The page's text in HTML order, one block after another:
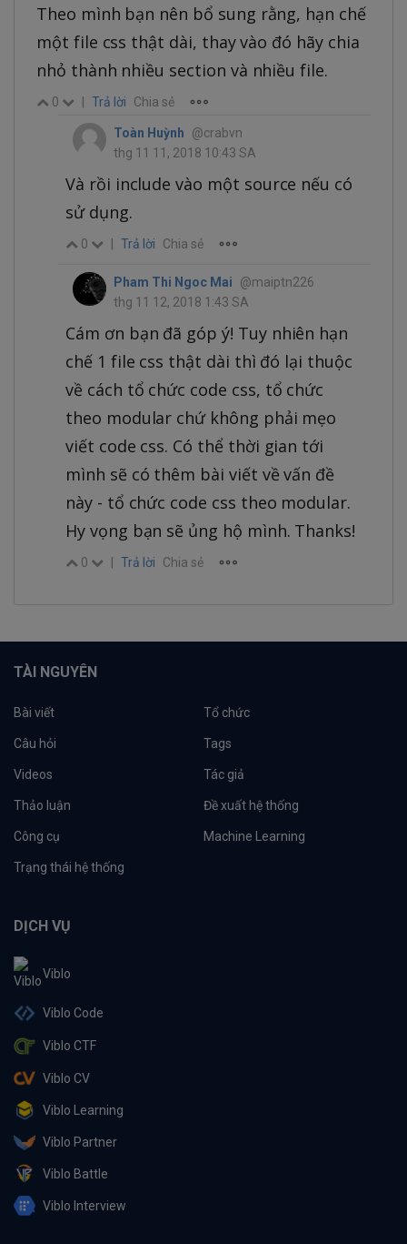
Theo mình bạn nên bổ sung rằng, hạn chế
một file css thật dài, thay vào đó hãy chia
nhỏ thành nhiều section và nhiều file.
0 Trả lời Chia sẻ
Toàn Huỳnh
@crabvn
thg 11 11, 2018 10:43 SA
Và rồi include vào một source nếu có
sử dụng.
0 Trả lời Chia sẻ
Pham Thi Ngoc Mai
@maiptn226
thg 11 12, 2018 1:43 SA
Cám ơn bạn đã góp ý! Tuy nhiên hạn
chế 1 file css thật dài thì đó lại thuộc
về cách tổ chức code css, tổ chức
theo modular chứ không phải mẹo
viết code css. Có thể thời gian tới
mình sẽ có thêm bài viết về vấn đề
này - tổ chức code css theo modular.
Hy vọng bạn sẽ ủng hộ mình. Thanks!
0 Trả lời Chia sẻ
TÀI NGUYÊN
Bài viết Tổ chức
Câu hỏi Tags
Videos Tác giả
Thảo luận Đề xuất hệ thống
Công cụ Machine Learning
Trạng thái hệ thống
DỊCH VỤ
Viblo
Viblo Code
Viblo CTF
Viblo CV
Viblo Learning
Viblo Partner
Viblo Battle
Viblo Interview